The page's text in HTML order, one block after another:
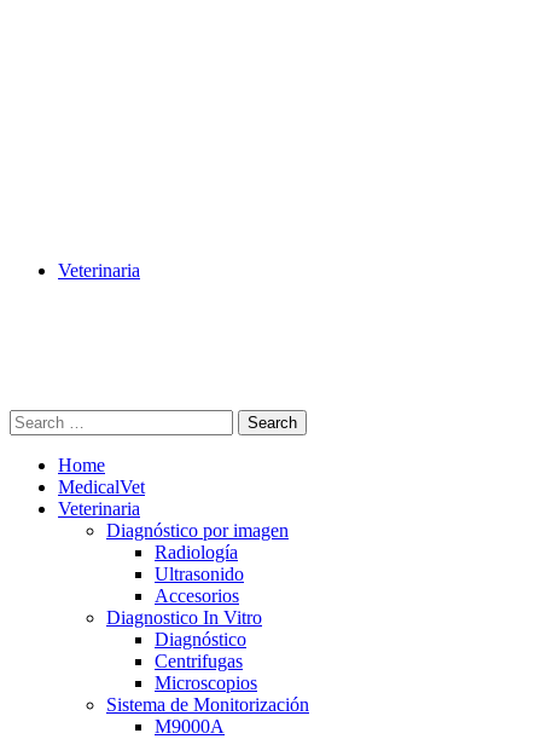
Veterinaria
Search
Home
MedicalVet
Veterinaria
Diagnóstico por imagen
Radiología
Ultrasonido
Accesorios
Diagnostico In Vitro
Diagnóstico
Centrifugas
Microscopios
Sistema de Monitorización
M9000A